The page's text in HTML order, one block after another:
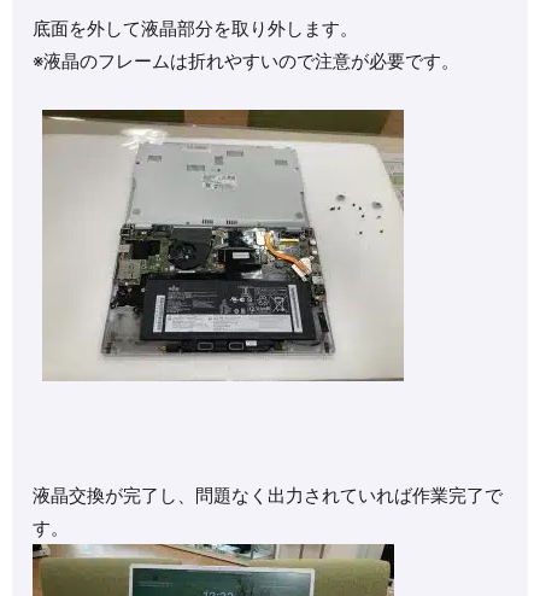
底面を外して液晶部分を取り外します。
※液晶のフレームは折れやすいので注意が必要です。
液晶交換が完了し、問題なく出力されていれば作業完了で
す。